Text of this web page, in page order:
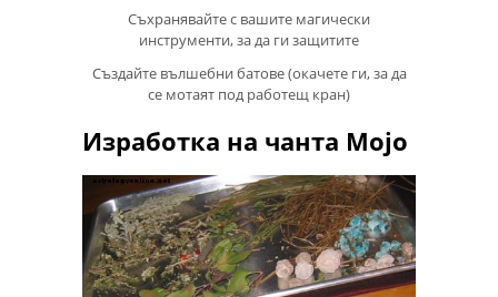
Съхранявайте с вашите магически
инструменти, за да ги защитите
Създайте вълшебни батове (окачете ги, за да
се мотаят под работещ кран)
Изработка на чанта Mojo